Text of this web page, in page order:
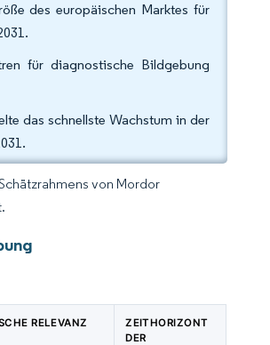
des europäischen Marktes für
für diagnostische Bildgebung
das schnellste Wachstum in der
von Mordor
RELEVANZ
ZEITHORIZONT
DER